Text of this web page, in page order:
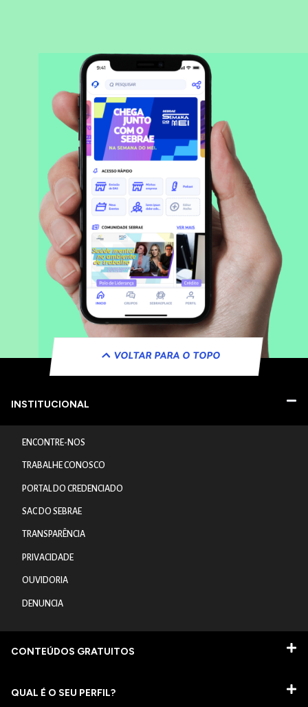
VOLTAR PARA O TOPO
INSTITUCIONAL
ENCONTRE-NOS
TRABALHE CONOSCO
PORTAL DO CREDENCIADO
SAC DO SEBRAE
TRANSPARÊNCIA
PRIVACIDADE
OUVIDORIA
DENUNCIA
CONTEÚDOS GRATUITOS
QUAL É O SEU PERFIL?